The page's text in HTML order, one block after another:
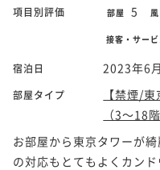
項目別評価 部屋 5
接客・サービ
宿泊日 2023年6
部屋タイプ
【禁煙/
（3～18階
お部屋から東京タワーが
の対応もとてもよくカンド